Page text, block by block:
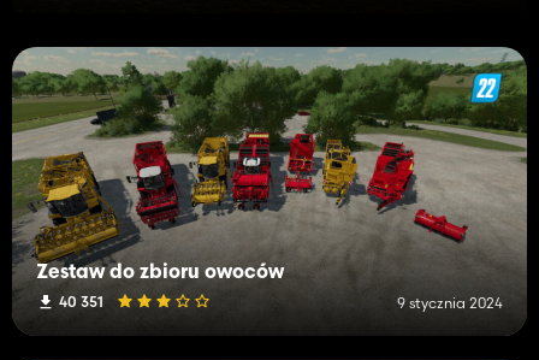
Zestaw do zbioru owoców
40 351 9 stycznia 2024